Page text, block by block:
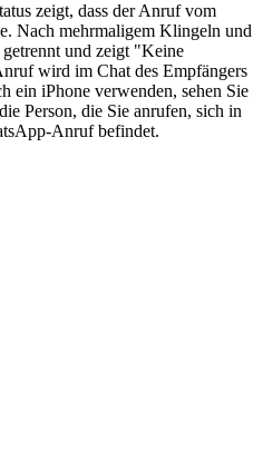
zeigt, dass der Anruf vom
Nach mehrmaligem Klingeln und
und zeigt "Keine
wird im Chat des Empfängers
ein iPhone verwenden, sehen Sie
Person, die Sie anrufen, sich in
Anruf befindet.